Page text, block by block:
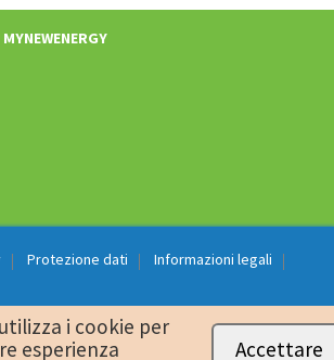
Protezione dati
Informazioni legali
i cookie per
esperienza
Accettare